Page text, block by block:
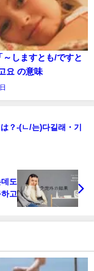
～しますとも/ですと
요 の意味
？-(ㄴ/는)다길래・기
도
고